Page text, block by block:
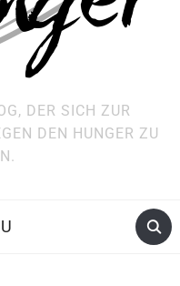
DER SICH ZUR
DEN HUNGER ZU